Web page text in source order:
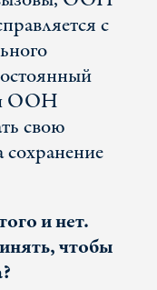
с
ООН
свою
сохранение
и нет.
чтобы